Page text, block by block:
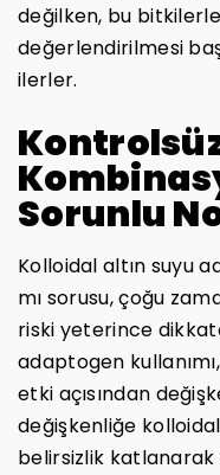
değilken, bu
değerlendirilmesi
ilerler.
Sorunlu
Kolloidal altın suyu
mı sorusu, çoğu
riski yeterince
adaptogen
etki açısından
değişkenliğe
belirsizlik